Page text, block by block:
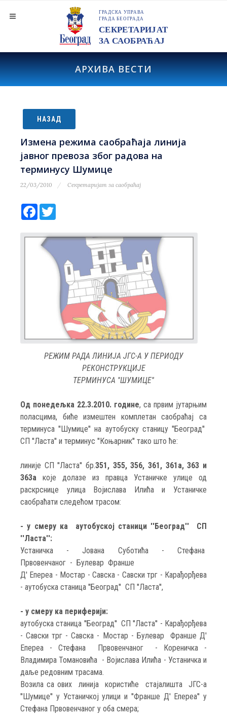
АРХИВА ВЕСТИ
НАЗАД
Измена режима саобраћаја линија
јавног превоза због радова на
терминусу Шумице
22/03/2010 Секретаријат за саобраћај
Facebook
РЕЖИМ РАДА ЛИНИЈА ЈГС-А У ПЕРИОДУ
РЕКОНСТРУКЦИЈЕ
ТЕРМИНУСА ''ШУМИЦЕ''
Од понедељка 22.3.2010. године, са првим јутарњим
поласцима, биће измештен комплетан саобраћај са
терминуса ''Шумице'' на аутобуску станицу ''Београд''
СП ''Ласта'' и терминус ''Коњарник'' тако што ће:
линије СП ''Ласта'' бр.351, 355, 356, 361, 361а, 363 и
363а које долазе из правца Устаничке улице од
раскрснице улица Војислава Илића и Устаничке
саобраћати следећом трасом:
- у смеру ка аутобуској станици ''Београд'' СП
''Ласта'':
Устаничка - Јована Суботића - Стефана
Првовенчаног - Булевар Франше
Д' Епереа - Мостар - Савска - Савски трг - Карађорђева
- аутобуска станица ''Београд'' СП ''Ласта'',
- у смеру ка периферији:
аутобуска станица ''Београд'' СП ''Ласта'' - Карађорђева
- Савски трг - Савска - Мостар - Булевар Франше Д'
Епереа - Стефана Првовенчаног - Кореничка -
Владимира Томановића - Војислава Илића - Устаничка и
даље редовним трасама.
Возила са ових линија користиће стајалишта ЈГС-а
''Шумице'' у Устаничкој улици и ''Франше Д' Епереа'' у
Стефана Првовенчаног у оба смера;